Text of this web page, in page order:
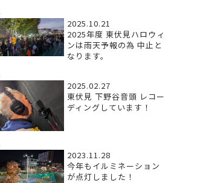
2025.10.21
2025年度 東伏見ハロウィ
ンは雨天予報の為 中止と
なります。
2025.02.27
東伏見 下野谷音頭 レコー
ディングしています！
2023.11.28
今年もイルミネーション
が点灯しました！